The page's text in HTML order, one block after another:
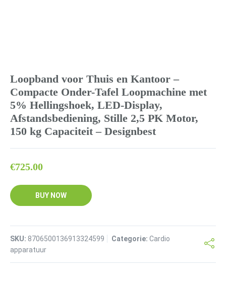
Loopband voor Thuis en Kantoor –
Compacte Onder-Tafel Loopmachine met
5% Hellingshoek, LED-Display,
Afstandsbediening, Stille 2,5 PK Motor,
150 kg Capaciteit – Designbest
€725.00
BUY NOW
SKU: 8706500136913324599 Categorie: Cardio
apparatuur